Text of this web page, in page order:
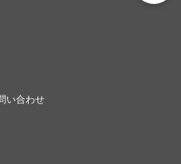
い合わせ